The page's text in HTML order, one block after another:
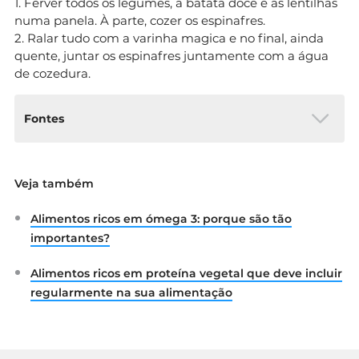
1. Ferver todos os legumes, a batata doce e as lentilhas
numa panela. À parte, cozer os espinafres.
2. Ralar tudo com a varinha magica e no final, ainda
quente, juntar os espinafres juntamente com a água
de cozedura.
Fontes
“Fiber”. Disponível em:
and-supplements/nutrient-rich-foods/fiber
EFSA. Disponível em:
pages/drvs
Candida J. Rebello et al, 2016. “Dietary fiber
Veja também
Alimentos ricos em ómega 3: porque são tão
importantes?
Alimentos ricos em proteína vegetal que deve incluir
regularmente na sua alimentação